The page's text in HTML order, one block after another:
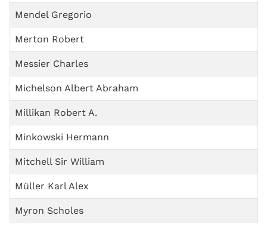
Mendel Gregorio
Merton Robert
Messier Charles
Michelson Albert Abraham
Millikan Robert A.
Minkowski Hermann
Mitchell Sir William
Müller Karl Alex
Myron Scholes